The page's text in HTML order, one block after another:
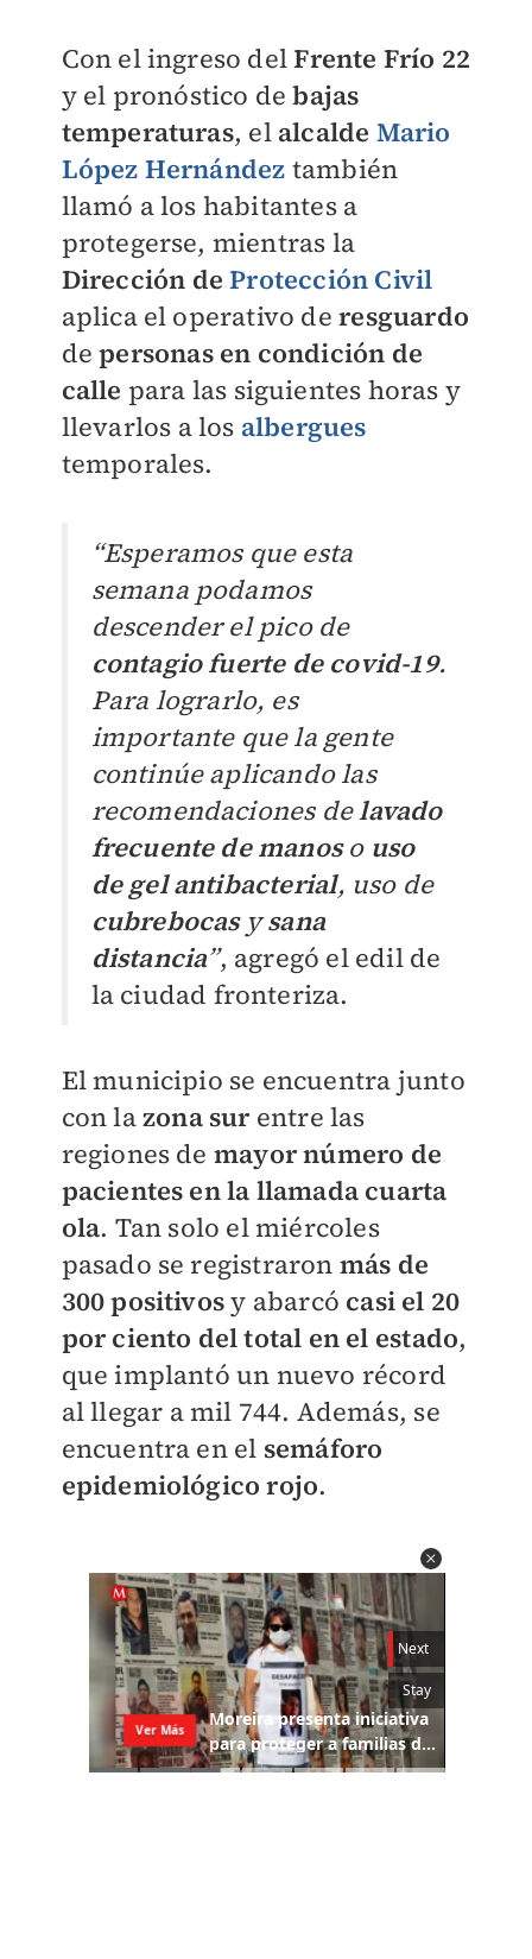
Con el ingreso delFrente Frío 22
y el pronóstico debajas
temperaturas, el alcalde Mario
López Hernández también
llamó a los habitantes a
protegerse, mientras la
Dirección deProtección Civil
aplica el operativo deresguardo
depersonas en condición de
calle para las siguientes horas y
llevarlos a los albergues
temporales.
“Esperamos que esta
semana podamos
descender el pico de
contagio fuerte de covid-19.
Para lograrlo, es
importante que la gente
continúe aplicando las
recomendaciones delavado
frecuente de manoso uso
de gel antibacterial, uso de
cubrebocasysana
distancia”, agregó el edil de
la ciudad fronteriza.
El municipio se encuentra junto
con lazona surentre las
regiones de mayor número de
pacientes en la llamada cuarta
ola. Tan solo el miércoles
pasado se registraron más de
300 positivosy abarcó casi el 20
por ciento del total en el estado,
que implantó un nuevo récord
al llegar a mil 744. Además, se
encuentra en el semáforo
epidemiológico rojo.